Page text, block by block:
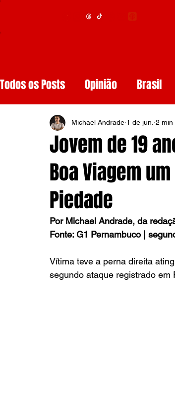
Todos os Posts Opinião Brasil
Educação Segurança
Resenhas de Livros
Diários de Leitura
Jovem de 19
Boa Viagem
Piedade
Michael Andrade 1 de jun. 2 min
Por Michael Andrade, da
Fonte: G1 Pernambuco |
Vítima teve a perna direita
segundo ataque registrado em